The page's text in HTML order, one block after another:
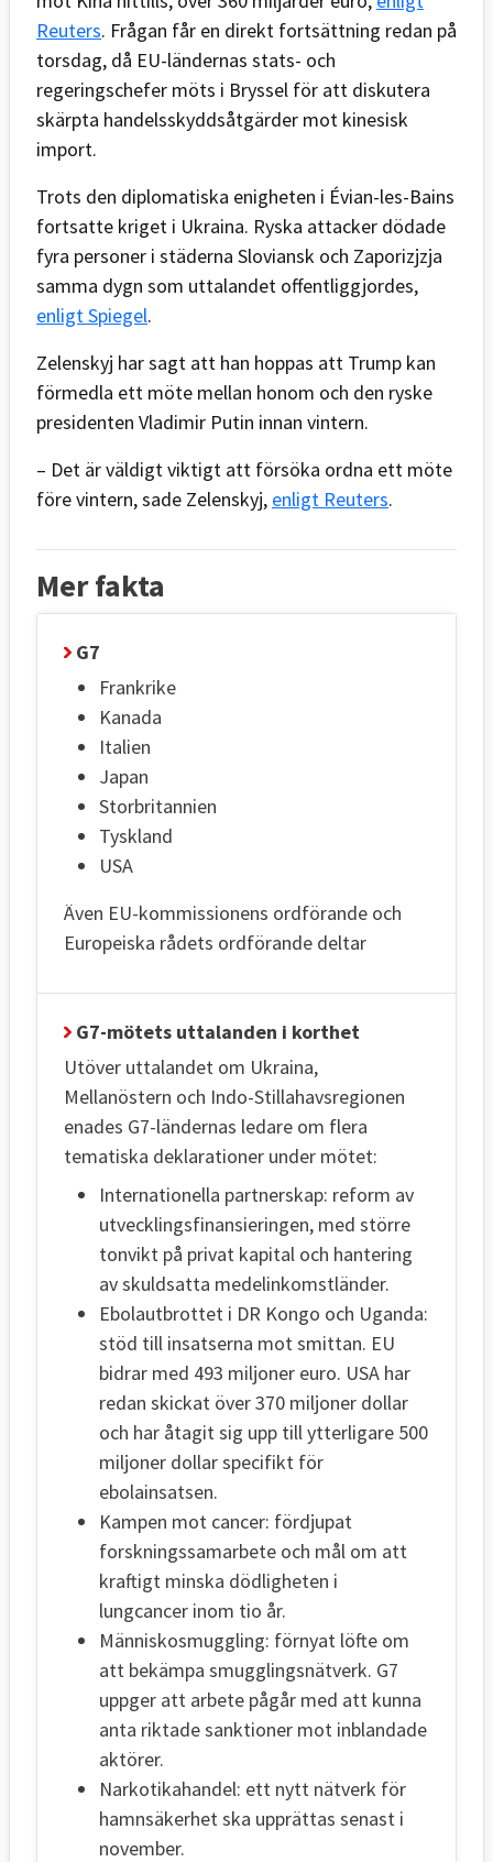
Reuters. Frågan får en direkt fortsättning redan på
torsdag, då EU-ländernas stats- och
regeringschefer möts i Bryssel för att diskutera
skärpta handelsskyddsåtgärder mot kinesisk
import.
Trots den diplomatiska enigheten i Évian-les-Bains
fortsatte kriget i Ukraina. Ryska attacker dödade
fyra personer i städerna Sloviansk och Zaporizjzja
samma dygn som uttalandet offentliggjordes,
enligt Spiegel.
Zelenskyj har sagt att han hoppas att Trump kan
förmedla ett möte mellan honom och den ryske
presidenten Vladimir Putin innan vintern.
– Det är väldigt viktigt att försöka ordna ett möte
före vintern, sade Zelenskyj, enligt Reuters.
Mer fakta
G7
Frankrike
Kanada
Italien
Japan
Storbritannien
Tyskland
USA
Även EU-kommissionens ordförande och
Europeiska rådets ordförande deltar
G7-mötets uttalanden i korthet
Utöver uttalandet om Ukraina,
Mellanöstern och Indo-Stillahavsregionen
enades G7-ländernas ledare om flera
tematiska deklarationer under mötet:
Internationella partnerskap: reform av
utvecklingsfinansieringen, med större
tonvikt på privat kapital och hantering
av skuldsatta medelinkomstländer.
Ebolautbrottet i DR Kongo och Uganda:
stöd till insatserna mot smittan. EU
bidrar med 493 miljoner euro. USA har
redan skickat över 370 miljoner dollar
och har åtagit sig upp till ytterligare 500
miljoner dollar specifikt för
ebolainsatsen.
Kampen mot cancer: fördjupat
forskningssamarbete och mål om att
kraftigt minska dödligheten i
lungcancer inom tio år.
Människosmuggling: förnyat löfte om
att bekämpa smugglingsnätverk. G7
uppger att arbete pågår med att kunna
anta riktade sanktioner mot inblandade
aktörer.
Narkotikahandel: ett nytt nätverk för
hamnsäkerhet ska upprättas senast i
november.